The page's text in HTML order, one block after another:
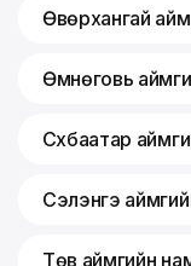
Өвөрхангай
Өмнөговь
Сүхбаатар
Сэлэнгэ
Төв аймгийн